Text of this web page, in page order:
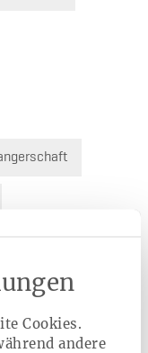
Cookies.
andere